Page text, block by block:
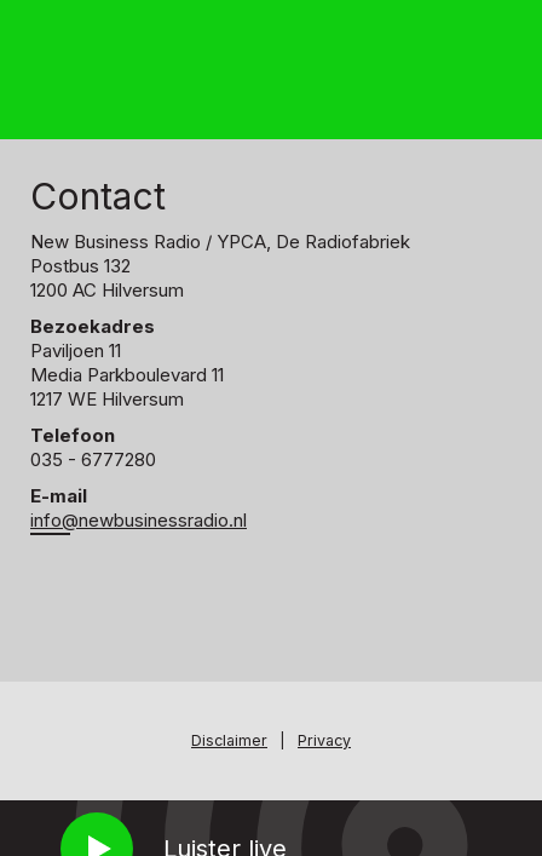
Luister live
Contact
New Business Radio / YPCA, De Radiofabriek
Postbus 132
1200 AC Hilversum
Bezoekadres
Paviljoen 11
Media Parkboulevard 11
1217 WE Hilversum
Telefoon
035 - 6777280
E-mail
info@newbusinessradio.nl
Disclaimer Privacy